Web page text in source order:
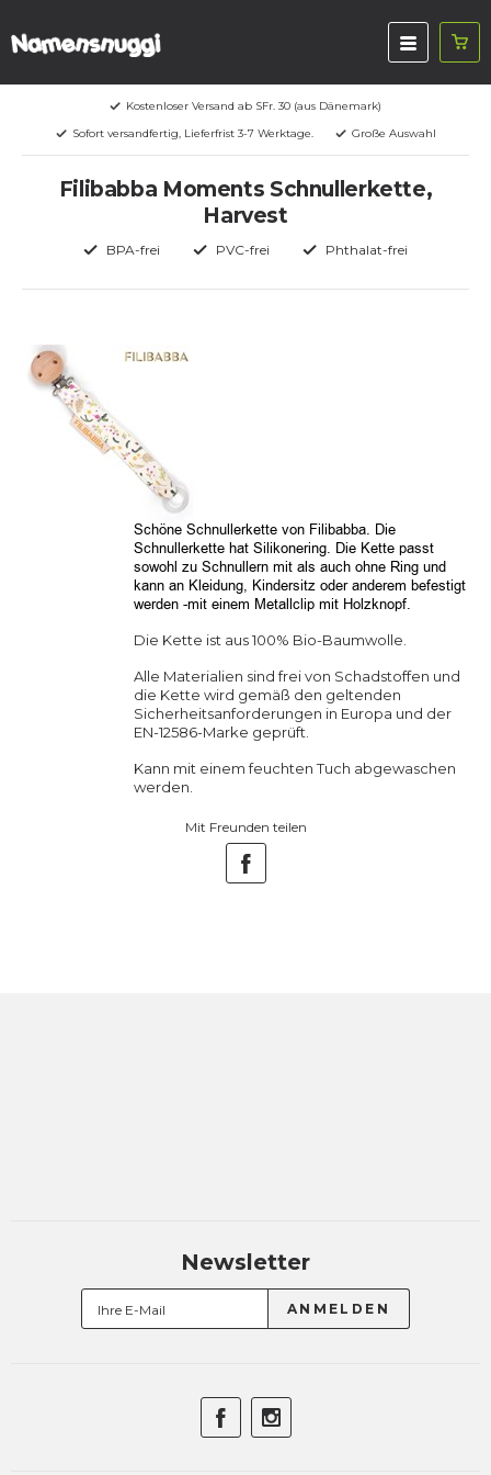
Kostenloser Versand ab SFr. 30 (aus Dänemark)
Sofort versandfertig, Lieferfrist 3-7 Werktage.
Große Auswahl
Filibabba Moments Schnullerkette,
Harvest
BPA-frei PVC-frei Phthalat-frei
Schöne Schnullerkette von Filibabba. Die
Schnullerkette hat Silikonering. Die Kette passt
sowohl zu Schnullern mit als auch ohne Ring und
kann an Kleidung, Kindersitz oder anderem befestigt
werden -mit einem Metallclip mit Holzknopf.
Die Kette ist aus 100% Bio-Baumwolle.
Alle Materialien sind frei von Schadstoffen und
die Kette wird gemäß den geltenden
Sicherheitsanforderungen in Europa und der
EN-12586-Marke geprüft.
Kann mit einem feuchten Tuch abgewaschen
werden.
Mit Freunden teilen
Newsletter